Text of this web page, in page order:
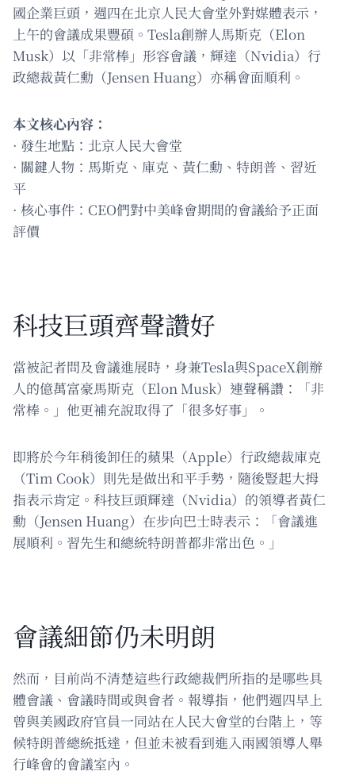
國企業巨頭，週四在北京人民大會堂外對媒體表示，
上午的會議成果豐碩。Tesla創辦人馬斯克（Elon
Musk）以「非常棒」形容會議，輝達（Nvidia）行
政總裁黃仁勳（Jensen Huang）亦稱會面順利。
本文核心內容：
· 發生地點：北京人民大會堂
· 關鍵人物：馬斯克、庫克、黃仁勳、特朗普、習近
平
· 核心事件：CEO們對中美峰會期間的會議給予正面
評價
科技巨頭齊聲讚好
當被記者問及會議進展時，身兼Tesla與SpaceX創辦
人的億萬富豪馬斯克（Elon Musk）連聲稱讚：「非
常棒。」他更補充說取得了「很多好事」。
即將於今年稍後卸任的蘋果（Apple）行政總裁庫克
（Tim Cook）則先是做出和平手勢，隨後豎起大拇
指表示肯定。科技巨頭輝達（Nvidia）的領導者黃仁
勳（Jensen Huang）在步向巴士時表示：「會議進
展順利。習先生和總統特朗普都非常出色。」
會議細節仍未明朗
然而，目前尚不清楚這些行政總裁們所指的是哪些具
體會議、會議時間或與會者。報導指，他們週四早上
曾與美國政府官員一同站在人民大會堂的台階上，等
候特朗普總統抵達，但並未被看到進入兩國領導人舉
行峰會的會議室內。